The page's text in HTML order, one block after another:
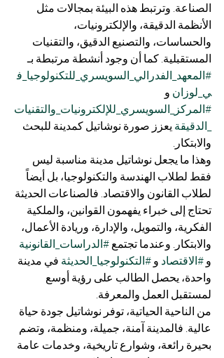
الصناعة. وترتبط هذه البيئة بمجالات مثل
الأنظمة الدقيقة، والإلكترونيات،
والحساسات، والتصنيع الدقيق، والتقنيات
المستقبلية. كما أن وجود أنشطة مرتبطة بـ
#المعهد_الفدرالي_السويسري_للتكنولوجيا_ف
ي_لوزان و
#المركز_السويسري_للإلكترونيات_والتقنيات
_الدقيقة يعزز صورة نوشاتيل كمدينة للبحث
والابتكار.
وهذا ما يجعل نوشاتيل مدينة مناسبة ليس
فقط لطلاب الهندسة والتكنولوجيا، بل أيضاً
لطلاب القانون والاقتصاد. فالصناعات الحديثة
تحتاج إلى خبراء يفهمون القوانين، والملكية
الفكرية، والتمويل، والإدارة، وريادة الأعمال،
والابتكار. وعندما تجتمع #الدراسات_القانونية
و #الاقتصاد و #التكنولوجيا_الحديثة في مدينة
واحدة، يحصل الطالب على رؤية أوسع
لمستقبل العمل والمعرفة.
من الناحية الحياتية، توفر نوشاتيل جودة حياة
عالية. فالمدينة آمنة، جميلة، ومنظمة، وتضم
بحيرة رائعة، وشوارع تاريخية، وخدمات عامة